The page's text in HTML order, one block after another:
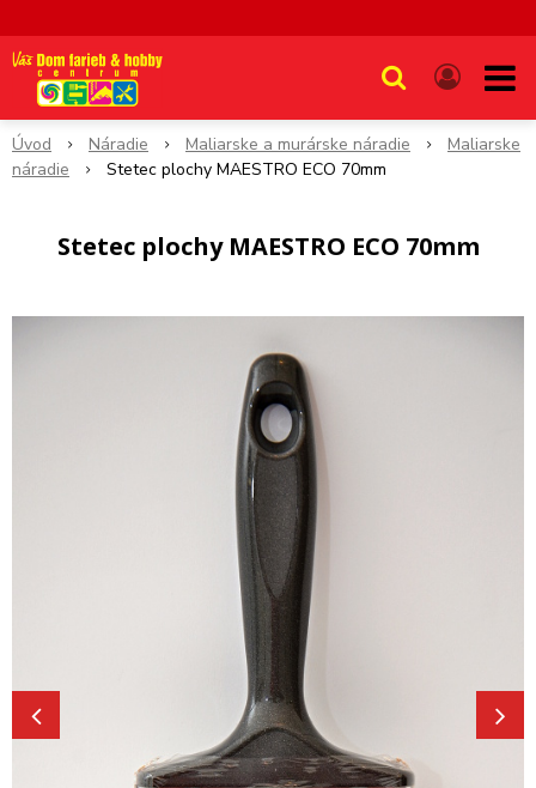
Úvod Náradie Maliarske a murárske náradie
Maliarske
náradie
Stetec plochy MAESTRO ECO 70mm
Stetec plochy MAESTRO ECO 70mm